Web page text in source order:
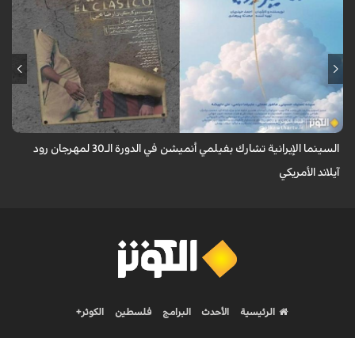
تأهل فيلمان قصيران من إنتاج "مركز سوره للشباب" للمشاركة في منافسات
مهرجان رود آيلاند السينمائي الدولي بالولايات المتحدة الأمريكية.
السينما الإيرانية تشارك بفيلمي أنميشن في الدورة الـ30 لمهرجان رود
آيلاند الأمريكي
الرئيسية الأحدث البرامج فلسطين الكوثر+